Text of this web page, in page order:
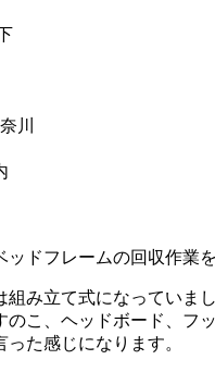
川
ッドフレームの回収作業を
組み立て式になっていま
のこ、ヘッドボード、フ
た感じになります。